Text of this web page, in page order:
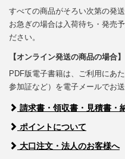
すべての商品がそろい次第の発送
お急ぎの場合は入荷待ち・発売
ださい。
【オンライン発送の商品の場合】
PDF版電子書籍は、ご利用にあ
参加証など）を電子メールでお送
請求書・領収書・見積書・
ポイントについて
大口注文・法人のお客様へ